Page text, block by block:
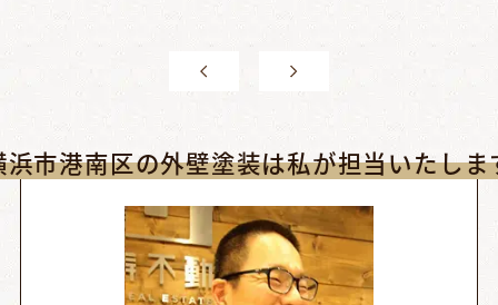
浜市港南区の外壁塗装は私が担当いたしま